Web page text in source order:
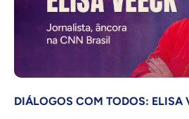
DIÁLOGOS COM TODOS: ELISA